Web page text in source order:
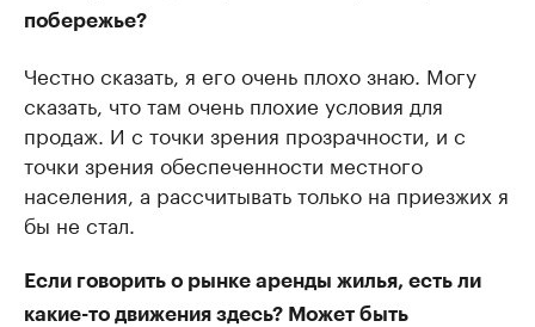
побережье?
Честно сказать, я его очень плохо знаю. Могу
сказать, что там очень плохие условия для
продаж. И с точки зрения прозрачности, и с
точки зрения обеспеченности местного
населения, а рассчитывать только на приезжих я
бы не стал.
Если говорить о рынке аренды жилья, есть ли
какие-то движения здесь? Может быть